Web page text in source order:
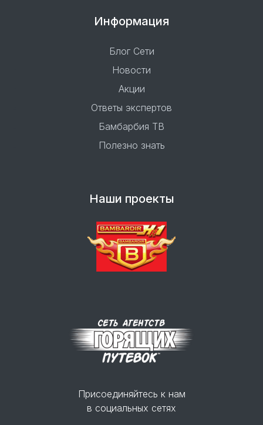
Информация
Блог Сети
Новости
Акции
Ответы экспертов
Бамбарбия ТВ
Полезно знать
Наши проекты
Присоединяйтесь к нам
в социальных сетях